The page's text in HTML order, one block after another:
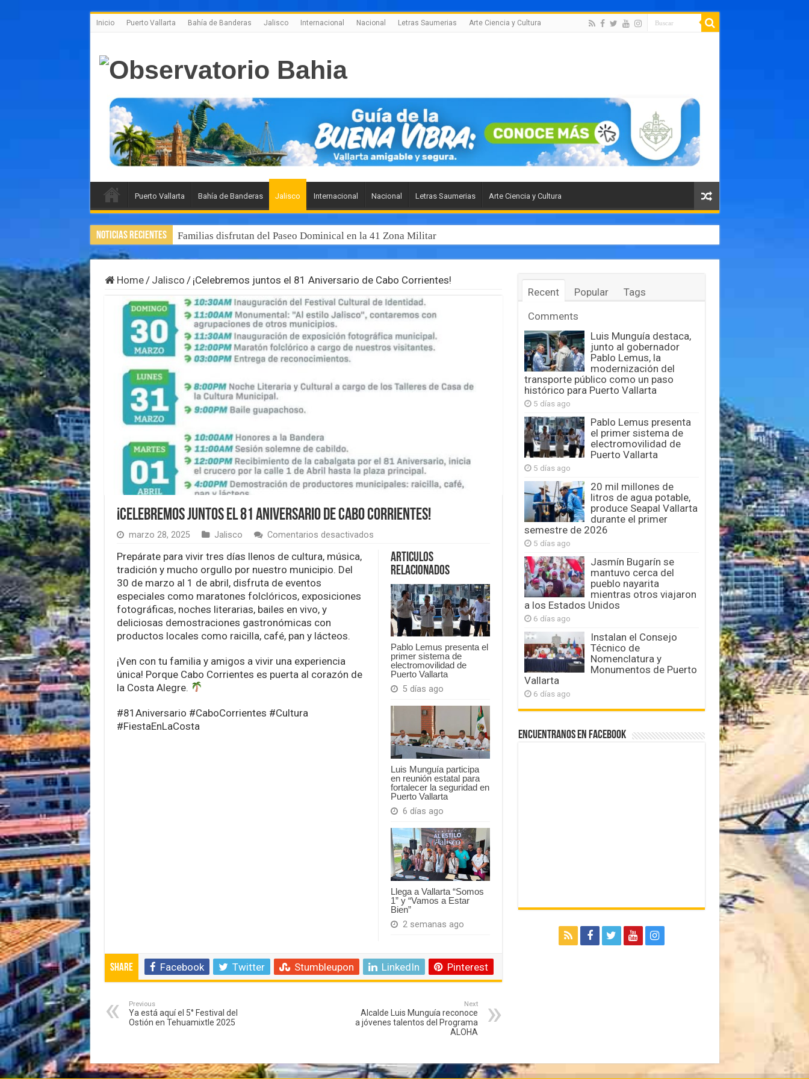
Inicio Puerto Vallarta Bahía de Banderas Jalisco Internacional Nacional Letras Saumerias Arte Ciencia y Cultura
Puerto Vallarta Bahía de Banderas Jalisco Internacional Nacional Letras Saumerias Arte Ciencia y Cultura
Noticias Recientes Familias disfrutan del Paseo Dominical en la 41 Zona Militar
Home / Jalisco / ¡Celebremos juntos el 81 Aniversario de Cabo Corrientes!
¡Celebremos juntos el 81 Aniversario de Cabo Corrientes!
marzo 28, 2025 Jalisco Comentarios desactivadosen
juntos
Aniversario
Cabo
Corrientes!
Articulos
Relacionados
Pablo Lemus presenta el
primer sistema de
electromovilidad de
Puerto Vallarta
5 días ago
Luis Munguía participa
en reunión estatal para
fortalecer la seguridad en
Puerto Vallarta
6 días ago
Llega a Vallarta “Somos
1” y “Vamos a Estar
Bien”
2 semanas ago
Prepárate para vivir tres días llenos de cultura, música,
tradición y mucho orgullo por nuestro municipio. Del
30 de marzo al 1 de abril, disfruta de eventos
especiales como maratones folclóricos, exposiciones
fotográficas, noches literarias, bailes en vivo, y
deliciosas demostraciones gastronómicas con
productos locales como raicilla, café, pan y lácteos.
¡Ven con tu familia y amigos a vivir una experiencia
única! Porque Cabo Corrientes es puerta al corazón de
la Costa Alegre.
#81Aniversario #CaboCorrientes #Cultura
#FiestaEnLaCosta
Share Facebook Twitter Stumbleupon LinkedIn Pinterest
Previous
Ya está aquí el 5° Festival del
Ostión en Tehuamixtle 2025
Next
Alcalde Luis Munguía reconoce
a jóvenes talentos del Programa
ALOHA
Recent Popular
Tags
Comments
Luis Munguía destaca,
junto al gobernador
Pablo Lemus, la
modernización del
transporte público como un paso
histórico para Puerto Vallarta
5 días ago
Pablo Lemus presenta
el primer sistema de
electromovilidad de
Puerto Vallarta
5 días ago
20 mil millones de
litros de agua potable,
produce Seapal Vallarta
durante el primer
semestre de 2026
5 días ago
Jasmín Bugarín se
mantuvo cerca del
pueblo nayarita
mientras otros viajaron
a los Estados Unidos
6 días ago
Instalan el Consejo
Técnico de
Nomenclatura y
Monumentos de Puerto
Vallarta
6 días ago
Encuentranos en Facebook